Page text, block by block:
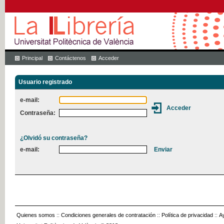
Principal Contáctenos Acceder
Usuario registrado
e-mail:
Contraseña:
¿Olvidó su contraseña?
e-mail:
Quienes somos :: Condiciones generales de contratación :: Política de privacidad ::